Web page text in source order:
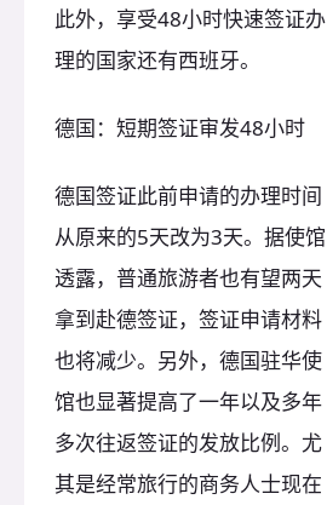
此外，享受48小时快速签证办
理的国家还有西班牙。
德国：短期签证审发48小时
德国签证此前申请的办理时间
从原来的5天改为3天。据使馆
透露，普通旅游者也有望两天
拿到赴德签证，签证申请材料
也将减少。另外，德国驻华使
馆也显著提高了一年以及多年
多次往返签证的发放比例。尤
其是经常旅行的商务人士现在